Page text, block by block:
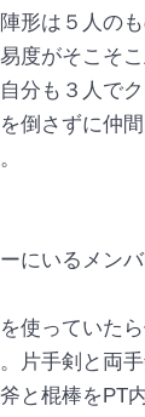
形は５人のも
度がそこそ
分も３人で
倒さずに仲
にいるメン
使っていたら
片手剣と両
と棍棒をPT